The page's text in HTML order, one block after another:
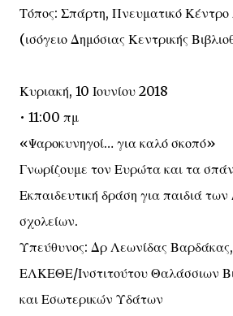
Τόπος: Σπάρτη, Πνευματικό
(ισόγειο Δημόσιας Κεντρικής
Κυριακή, 10 Ιουνίου 2018
• 11:00 πμ
«Ψαροκυνηγοί… για καλό σκοπό»
Γνωρίζουμε τον Ευρώτα και τα
Εκπαιδευτική δράση για παιδιά των
σχολείων.
Υπεύθυνος: Δρ Λεωνίδας
ΕΛΚΕΘΕ/Ινστιτούτου Θαλάσσιων
και Εσωτερικών Υδάτων